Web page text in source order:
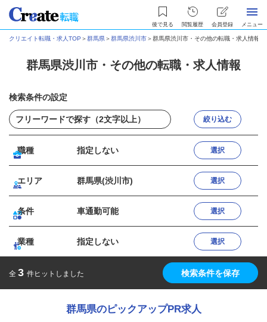
後で見る 閲覧履歴 会員登録 メニュー
クリエイト転職・求人TOP ＞群馬県＞群馬県渋川市＞群馬県渋川市・その他の転職・求人情報
群馬県渋川市・その他の転職・求人情報
検索条件の設定
絞り込む
職種 指定しない 選択
エリア 群馬県(渋川市) 選択
条件 車通勤可能 選択
業種 指定しない 選択
全 3 件ヒットしました 検索条件を保存
群馬県のピックアップPR求人